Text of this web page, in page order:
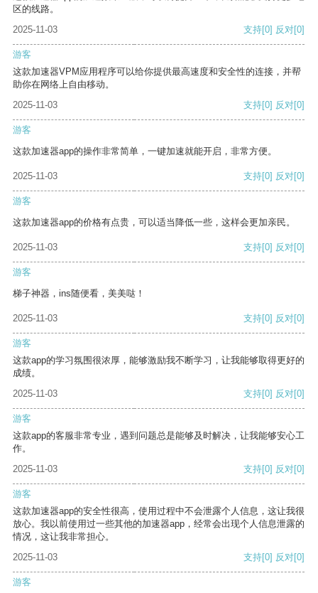
区的线路。
2025-11-03
支持[0] 反对[0]
游客
这款加速器VPM应用程序可以给你提供最高速度和安全性的连接，并帮
助你在网络上自由移动。
2025-11-03
支持[0] 反对[0]
游客
这款加速器app的操作非常简单，一键加速就能开启，非常方便。
2025-11-03 支持[0] 反对[0]
游客
这款加速器app的价格有点贵，可以适当降低一些，这样会更加亲民。
2025-11-03 支持[0] 反对[0]
游客
梯子神器，ins随便看，美美哒！
2025-11-03 支持[0] 反对[0]
游客
这款app的学习氛围很浓厚，能够激励我不断学习，让我能够取得更好的
成绩。
2025-11-03
支持[0] 反对[0]
游客
这款app的客服非常专业，遇到问题总是能够及时解决，让我能够安心工
作。
2025-11-03
支持[0] 反对[0]
游客
这款加速器app的安全性很高，使用过程中不会泄露个人信息，这让我很
放心。我以前使用过一些其他的加速器app，经常会出现个人信息泄露的
情况，这让我非常担心。
2025-11-03
支持[0] 反对[0]
游客